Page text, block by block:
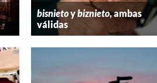
bisnietoybiznieto, ambas
válidas